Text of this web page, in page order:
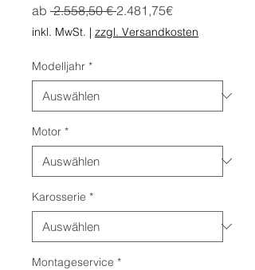
ab 2.558,50 € Standardpreis
2.481,75€Sale-
Preis
inkl. MwSt. | zzgl. Versandkosten
Modelljahr *
Motor *
Karosserie *
Montageservice *